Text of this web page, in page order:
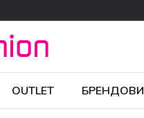
OUTLET БРЕНДОВИ